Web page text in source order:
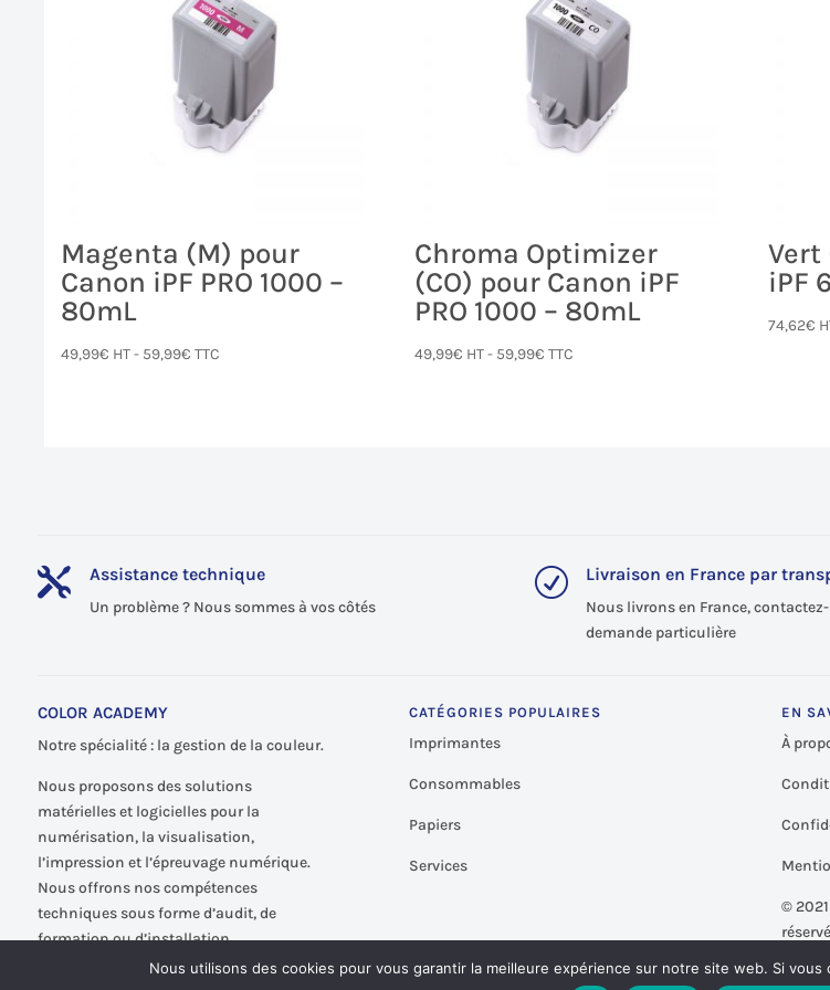
Magenta (M) pour
Canon iPF PRO 1000 –
80mL
49,99€ HT - 59,99€ TTC
Chroma Optimizer
(CO) pour Canon iPF
PRO 1000 – 80mL
49,99€ HT - 59,99€ TTC
Vert
iPF
74,62€
 Assistance technique
Un problème ? Nous sommes à vos côtés
R Livraison en France par
Nous livrons en France,
demande particulière
COLOR ACADEMY
Notre spécialité : la gestion de la couleur.
Nous proposons des solutions
matérielles et logicielles pour la
numérisation, la visualisation,
l’impression et l’épreuvage numérique.
Nous offrons nos compétences
techniques sous forme d’audit, de
formation ou d’installation.
CATÉGORIES POPULAIRES
Imprimantes
Consommables
Papiers
Services
EN
À
©
Nous utilisons des cookies pour vous garantir la meilleure expérience sur notre site web. Si